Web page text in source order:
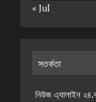
« Jul
সতর্কতা
নিউজ এ্যালাইন